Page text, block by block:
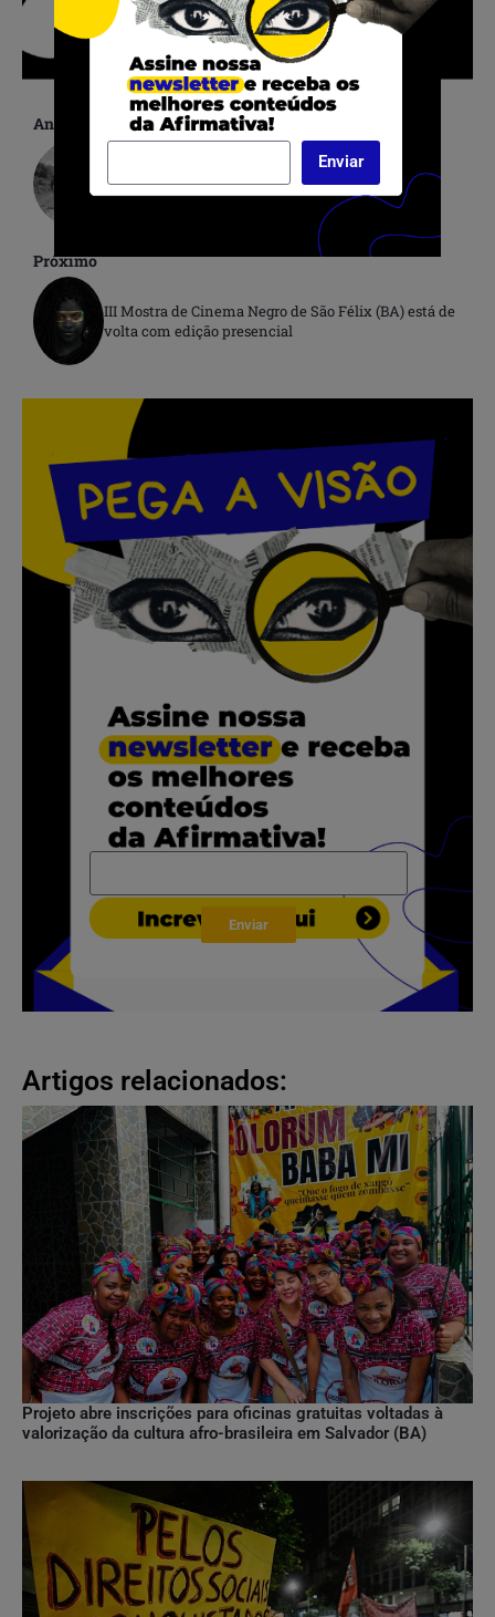
Anterior
13 de Maio: os dias seguintes à Lei Áurea
Próximo
III Mostra de Cinema Negro de São Félix (BA) está de
volta com edição presencial
.
.
Enviar
Artigos relacionados:
Projeto abre inscrições para oficinas gratuitas voltadas à
valorização da cultura afro-brasileira em Salvador (BA)
Enviar